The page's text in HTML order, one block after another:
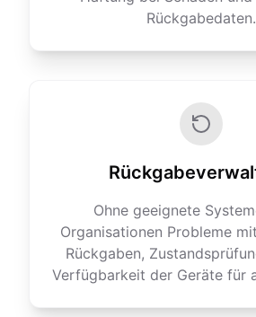
Rückgabedaten.
Ohne geeignete
Organisationen Probleme
Rückgaben,
Verfügbarkeit der Geräte für